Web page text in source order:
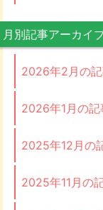
月別記事アーカイ
2026年2月の
2026年1月の記
2025年12月の
2025年11月の